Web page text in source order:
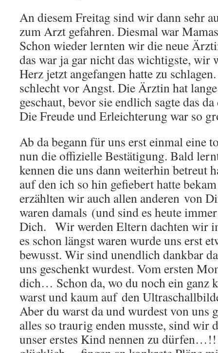
An diesem Freitag sind wir dann sehr
zum Arzt gefahren. Diesmal war
Schon wieder lernten wir die neue
das war ja gar nicht das wichtigste, wir
Herz jetzt angefangen hatte zu
schlecht vor Angst. Die Ärztin hat
geschaut, bevor sie endlich sagte das
Die Freude und Erleichterung war so
Ab da begann für uns erst einmal eine
nun die offizielle Bestätigung. Bald
kennen die uns dann weiterhin betreut
auf den ich so hin gefiebert hatte
erzählten wir auch allen anderen von
waren damals (und sind es heute
Dich. Wir werden Eltern dachten wir
es schon längst waren wurde uns erst
bewusst. Wir sind unendlich dankbar
uns geschenkt wurdest. Vom ersten
dich… Schon da, wo du noch ein ganz
warst und kaum auf den
Aber du warst da und wurdest von uns
alles so traurig enden musste, sind wir
unser erstes Kind nennen zu